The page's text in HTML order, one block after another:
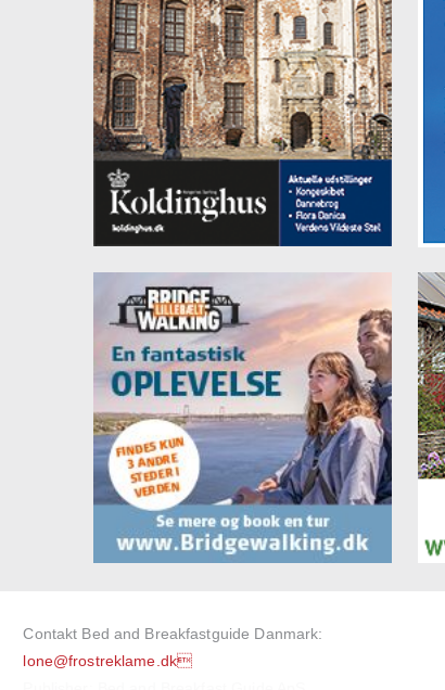
Contakt Bed and Breakfastguide Danmark:
lone@frostreklame.dk